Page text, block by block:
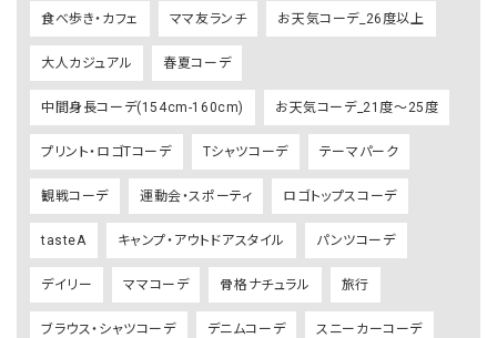
食べ歩き・カフェ ママ友ランチ お天気コーデ_26度以上
大人カジュアル 春夏コーデ
中間身長コーデ(154cm-160cm) お天気コーデ_21度～25度
プリント・ロゴTコーデ Tシャツコーデ テーマパーク
観戦コーデ 運動会・スポーティ ロゴトップスコーデ
tasteA キャンプ・アウトドアスタイル パンツコーデ
デイリー ママコーデ 骨格ナチュラル 旅行
ブラウス・シャツコーデ デニムコーデ スニーカーコーデ